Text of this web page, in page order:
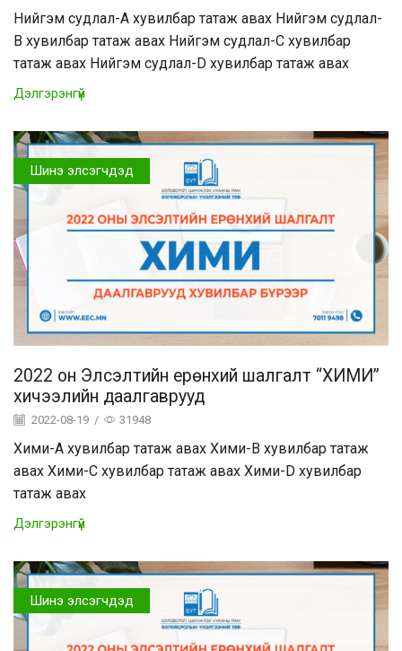
Нийгэм судлал-A хувилбар татаж авах Нийгэм судлал-
B хувилбар татаж авах Нийгэм судлал-C хувилбар
татаж авах Нийгэм судлал-D хувилбар татаж авах
Дэлгэрэнгүй
Шинэ элсэгчдэд
2022 он Элсэлтийн ерөнхий шалгалт “ХИМИ”
хичээлийн даалгаврууд
2022-08-19 / 31948
Хими-A хувилбар татаж авах Хими-B хувилбар татаж
авах Хими-C хувилбар татаж авах Хими-D хувилбар
татаж авах
Дэлгэрэнгүй
Шинэ элсэгчдэд